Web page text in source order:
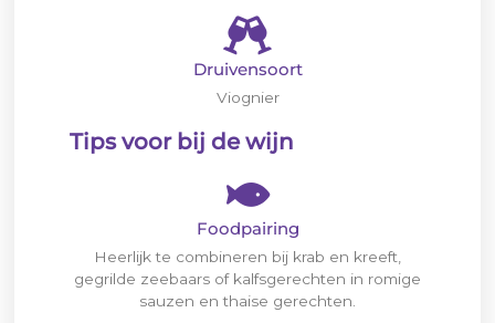
Druivensoort
Viognier
Tips voor bij de wijn
Foodpairing
Heerlijk te combineren bij krab en kreeft,
gegrilde zeebaars of kalfsgerechten in romige
sauzen en thaise gerechten.